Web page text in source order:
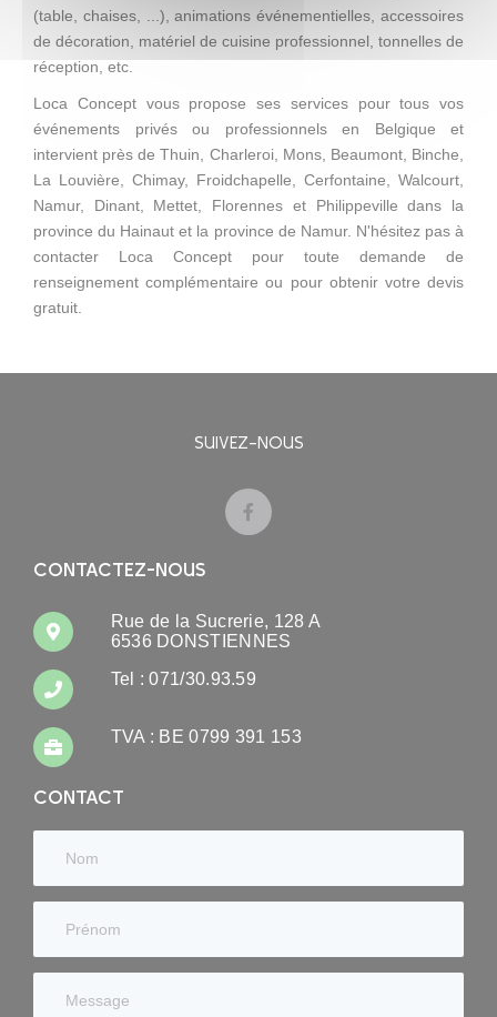
(table, chaises, ...), animations événementielles, accessoires
de décoration, matériel de cuisine professionnel, tonnelles de
réception, etc.
Loca Concept vous propose ses services pour tous vos
événements privés ou professionnels en Belgique et
intervient près de Thuin, Charleroi, Mons, Beaumont, Binche,
La Louvière, Chimay, Froidchapelle, Cerfontaine, Walcourt,
Namur, Dinant, Mettet, Florennes et Philippeville dans la
province du Hainaut et la province de Namur. N'hésitez pas à
contacter Loca Concept pour toute demande de
renseignement complémentaire ou pour obtenir votre devis
gratuit.
SUIVEZ-NOUS
CONTACTEZ-NOUS
Rue de la Sucrerie, 128 A
6536 DONSTIENNES
Tel : 071/30.93.59
TVA : BE 0799 391 153
CONTACT